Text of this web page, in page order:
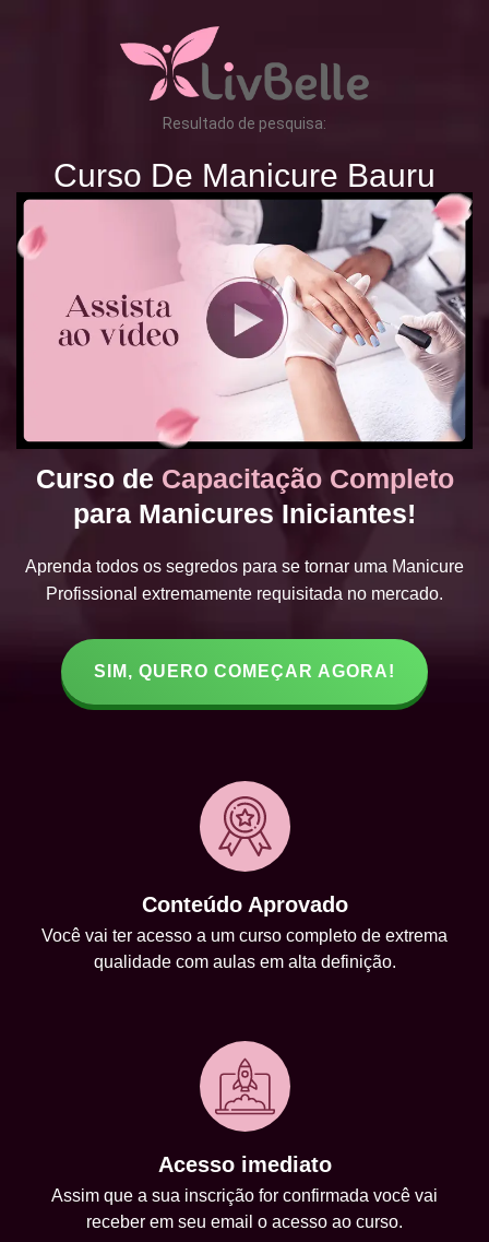
Resultado de pesquisa:
Curso De Manicure Bauru
Curso de Capacitação Completo
para Manicures Iniciantes!
Aprenda todos os segredos para se tornar uma Manicure
Profissional extremamente requisitada no mercado.
SIM, QUERO COMEÇAR AGORA!
Conteúdo Aprovado
Você vai ter acesso a um curso completo de extrema
qualidade com aulas em alta definição.
Acesso imediato
Assim que a sua inscrição for confirmada você vai
receber em seu email o acesso ao curso.